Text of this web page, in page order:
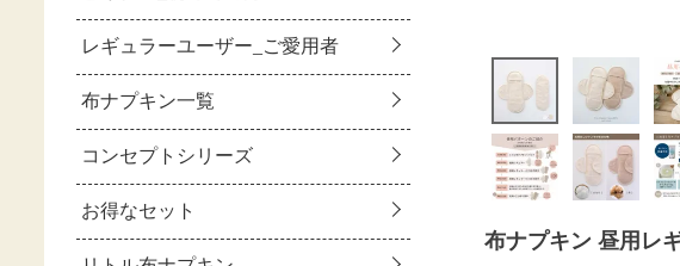
布ナプキン 昼用レ